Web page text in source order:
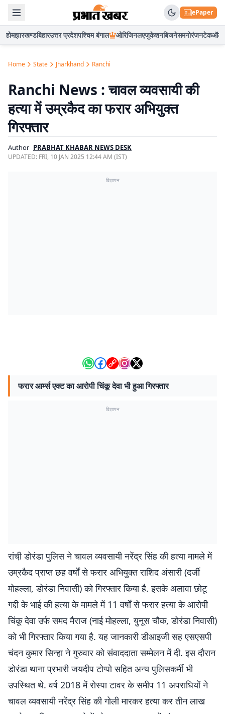
ePaper
होमझारखण्डबिहारउत्तर प्रदेशपश्चिम बंगाल ओरिजिनलएजुकेशनबिजनेसमनोरंजनटेकऑटो
Home State Jharkhand Ranchi
Ranchi News : चावल व्यवसायी की
हत्या में उम्रकैद का फरार अभियुक्त
गिरफ्तार
Author PRABHAT KHABAR NEWS DESK
UPDATED: FRI, 10 JAN 2025 12:44 AM (IST)
विज्ञापन
फरार आर्म्स एक्ट का आरोपी चिंकू देवा भी हुआ गिरफ्तार
विज्ञापन
रांची़ डाेरंडा पुलिस ने चावल व्यवसायी नरेंद्र सिंह की हत्या मामले में
उम्रकैद प्राप्त छह वर्षों से फरार अभियुक्त राशिद अंसारी (दर्जी
मोहल्ला, डोरंडा निवासी) को गिरफ्तार किया है. इसके अलावा छोटू
गद्दी के भाई की हत्या के मामले में 11 वर्षों से फरार हत्या के आरोपी
चिंकू देवा उर्फ समद मैराज (नाई मोहल्ला, युनूस चौक, डोरंडा निवासी)
को भी गिरफ्तार किया गया है. यह जानकारी डीआइजी सह एसएसपी
चंदन कुमार सिन्हा ने गुरुवार को संवाददाता सम्मेलन में दी. इस दौरान
डोरंडा थाना प्रभारी जयदीप टोप्पो सहित अन्य पुलिसकर्मी भी
उपस्थित थे. वर्ष 2018 में रोस्पा टावर के समीप 11 अपराधियों ने
चावल व्यवसायी नरेंद्र सिंह की गोली मारकर हत्या कर तीन लाख